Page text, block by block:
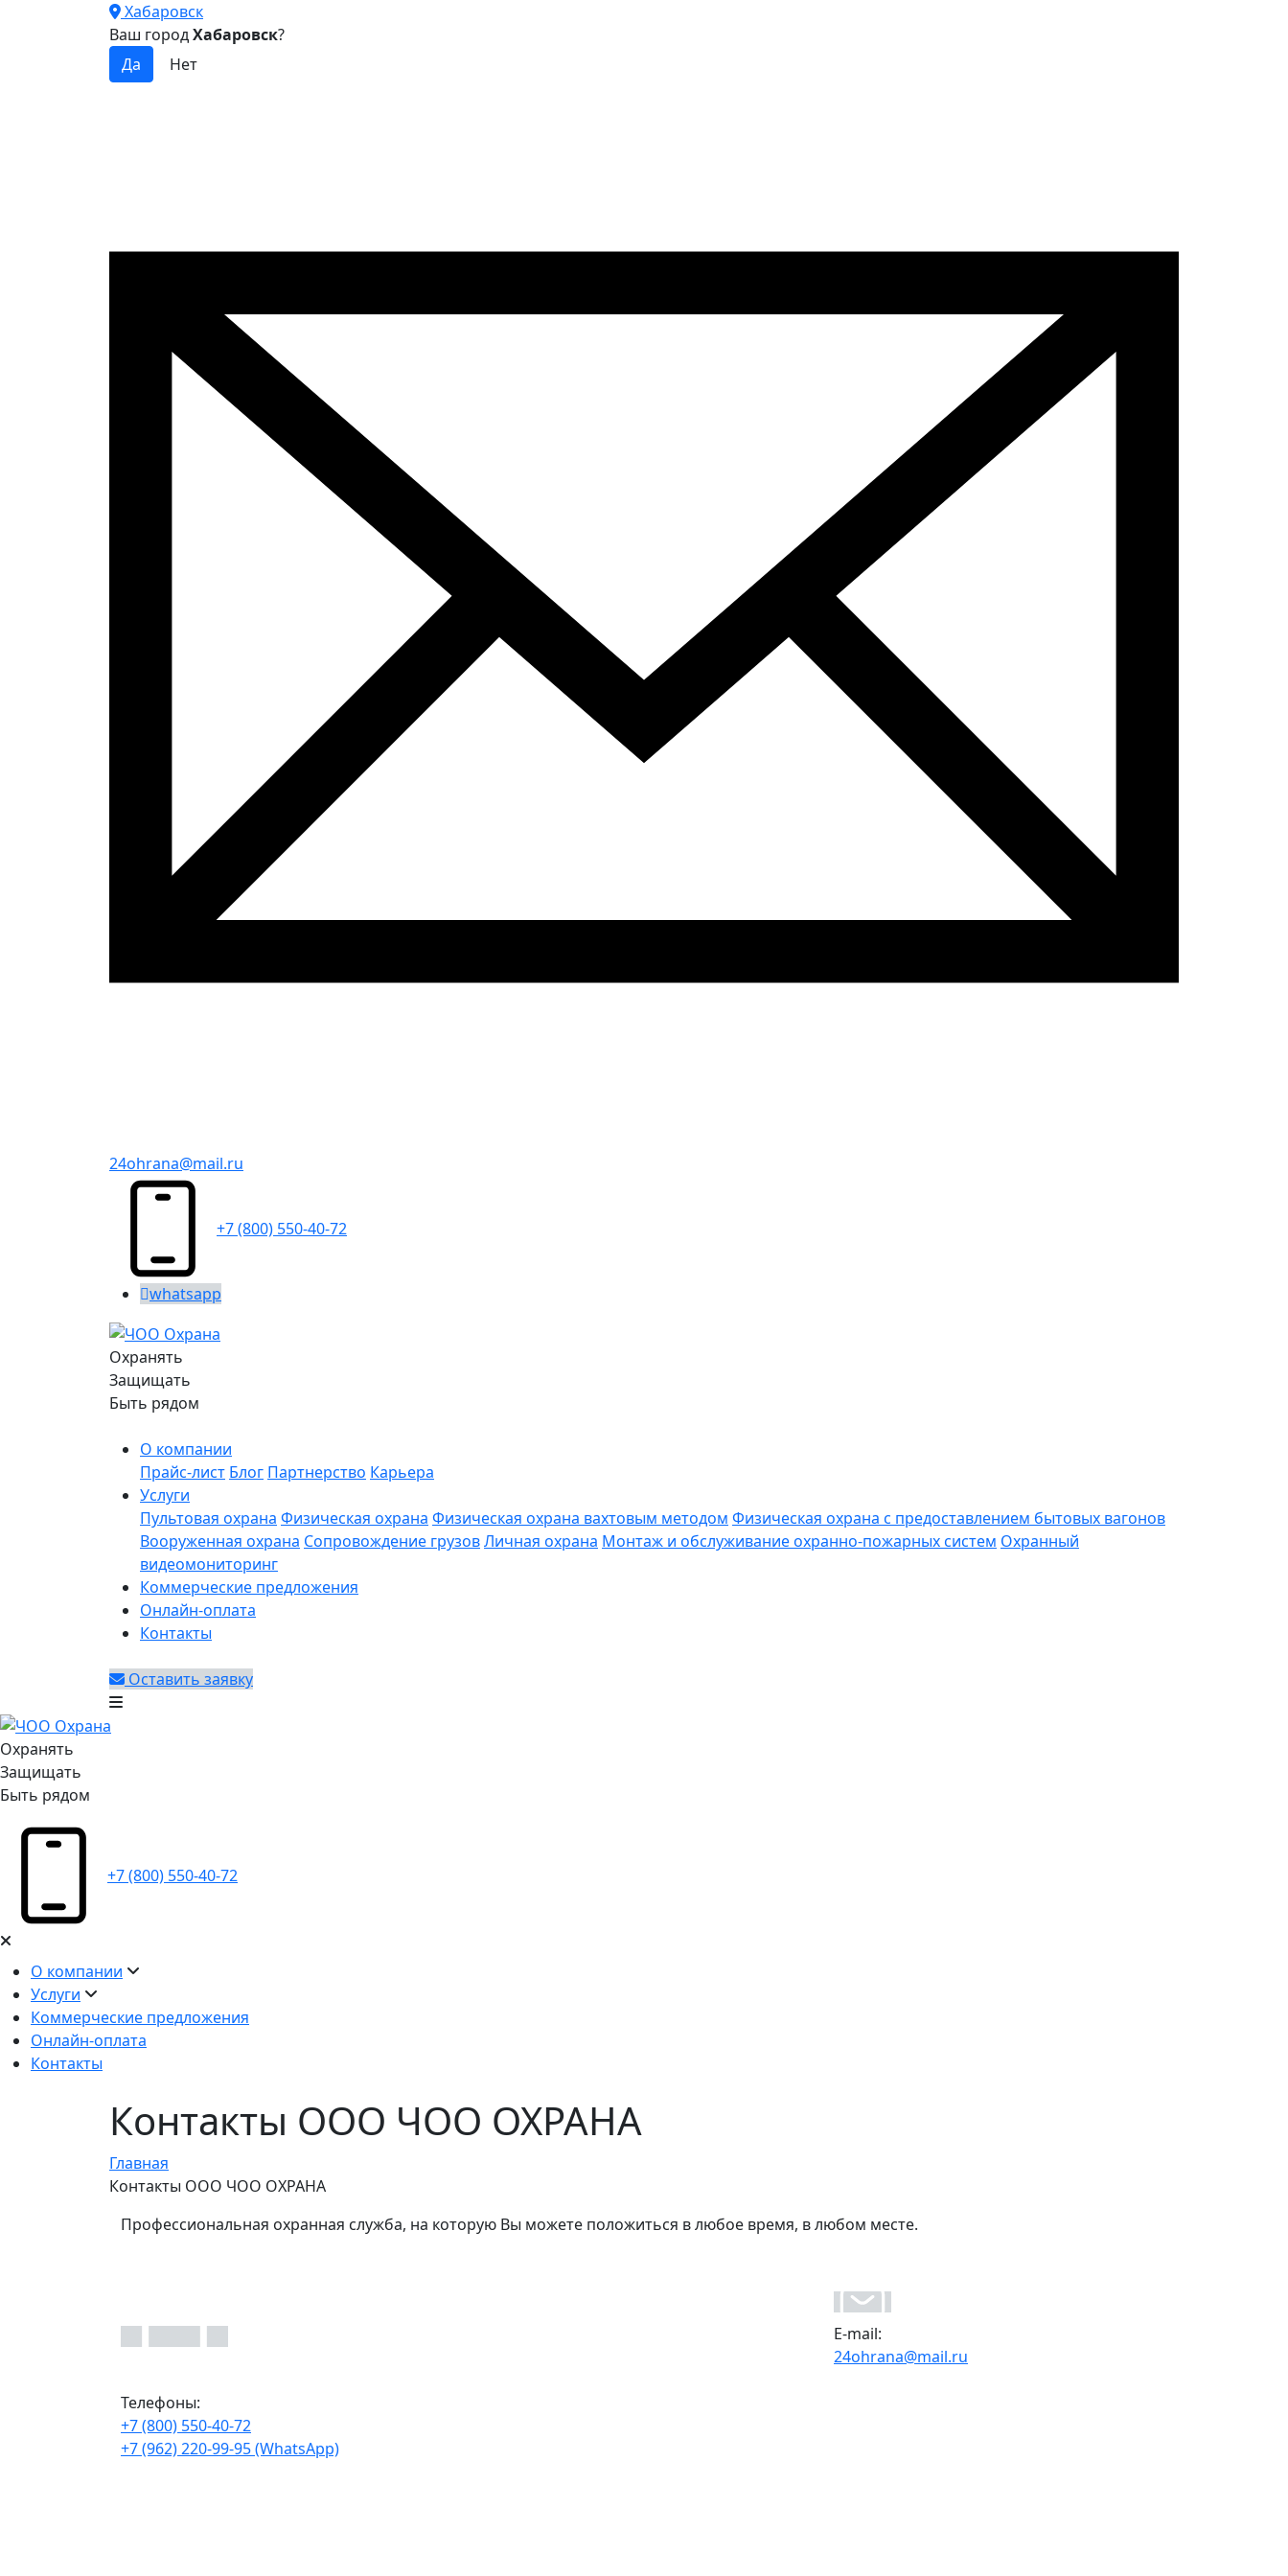
Хабаровск
Ваш городХабаровск?
24ohrana@mail.ru
+7 (800) 550-40-72
whatsapp
Охранять
Защищать
Быть рядом
О компании
Прайс-лист Блог Партнерство Карьера
Услуги
Пультовая охрана Физическая охрана Физическая охрана вахтовым методом Физическая охрана с предоставлением бытовых вагонов
Вооруженная охрана Сопровождение грузовЛичная охрана Монтаж и обслуживание охранно-пожарных систем Охранный
видеомониторинг
Коммерческие предложения
Онлайн-оплата
Контакты
Оставить заявку
Охранять
Защищать
Быть рядом
+7 (800) 550-40-72
О компании
Услуги
Коммерческие предложения
Онлайн-оплата
Контакты
Контакты ООО ЧОО ОХРАНА
Главная
Контакты ООО ЧОО ОХРАНА
Профессиональная охранная служба, на которую Вы можете положиться в любое время, в любом месте.
Телефоны:
+7 (800) 550-40-72
+7 (962) 220-99-95 (WhatsApp)
E-mail:
24ohrana@mail.ru